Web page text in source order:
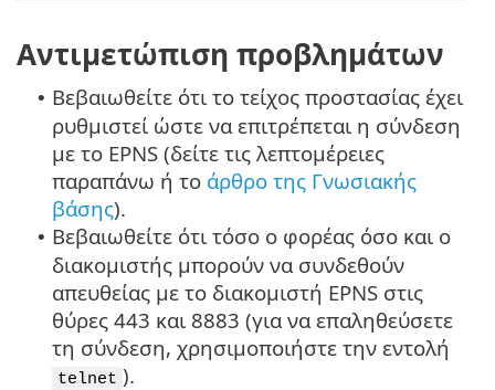
Αντιμετώπιση προβλημάτων
• Βεβαιωθείτε ότι το τείχος προστασίας έχει
ρυθμιστεί ώστε να επιτρέπεται η σύνδεση
με το EPNS (δείτε τις λεπτομέρειες
παραπάνω ή το άρθρο της Γνωσιακής
βάσης).
• Βεβαιωθείτε ότι τόσο ο φορέας όσο και ο
διακομιστής μπορούν να συνδεθούν
απευθείας με το διακομιστή EPNS στις
θύρες 443 και 8883 (για να επαληθεύσετε
τη σύνδεση, χρησιμοποιήστε την εντολή
telnet ).